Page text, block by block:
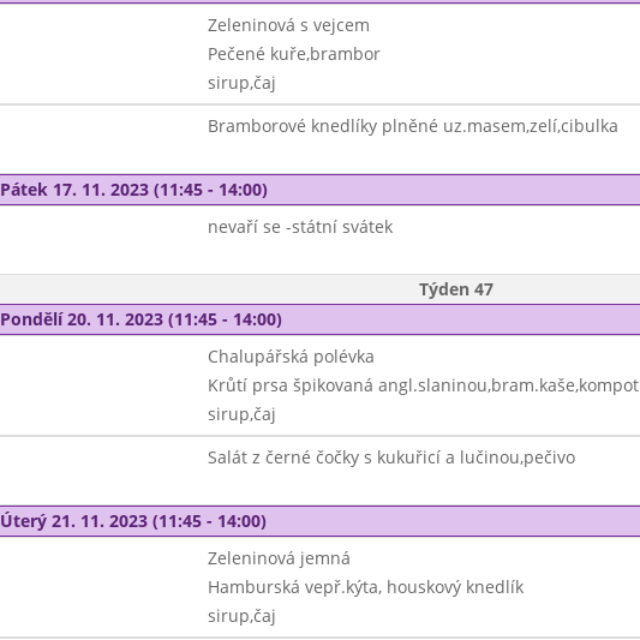
Zeleninová s vejcem
Pečené kuře,brambor
sirup,čaj
Bramborové knedlíky plněné uz.masem,zelí,cibulka
Pátek 17. 11. 2023 (11:45 - 14:00)
nevaří se -státní svátek
Týden 47
Pondělí 20. 11. 2023 (11:45 - 14:00)
Chalupářská polévka
Krůtí prsa špikovaná angl.slaninou,bram.kaše,kompot
sirup,čaj
Salát z černé čočky s kukuřicí a lučinou,pečivo
Úterý 21. 11. 2023 (11:45 - 14:00)
Zeleninová jemná
Hamburská vepř.kýta, houskový knedlík
sirup,čaj